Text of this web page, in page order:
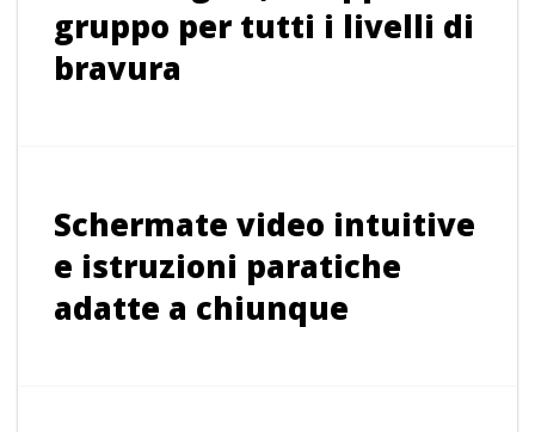
gruppo per tutti i livelli di
bravura
Schermate video intuitive
e istruzioni paratiche
adatte a chiunque